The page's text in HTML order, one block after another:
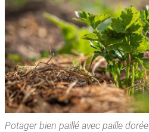
Potager bien paillé avec paille dorée